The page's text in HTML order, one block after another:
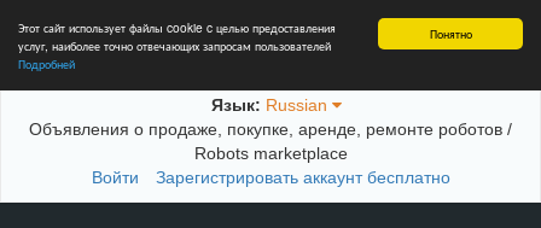
Понятно
Этот сайт использует файлы cookie c целью предоставления
услуг, наиболее точно отвечающих запросам пользователей
Подробней
Язык: Russian
Объявления о продаже, покупке, аренде, ремонте роботов /
Robots marketplace
Войти
Зарегистрировать аккаунт бесплатно